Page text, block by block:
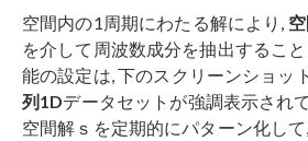
空間内の1周期にわたる解により,
を介して周波数成分を抽出するこ
能の設定は, 下のスクリーンショッ
列1Dデータセットが強調表示され
空間解ｓを定期的にパターン化し